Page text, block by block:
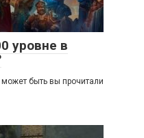
уровне в
быть вы прочитали